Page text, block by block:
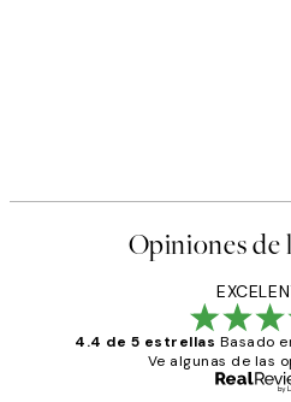
Opiniones de
4.4 de 5 estrellas Basado
Ve algunas de las